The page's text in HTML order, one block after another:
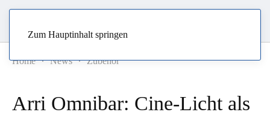
Zum Hauptinhalt springen
Home News Zubehör
Arri Omnibar: Cine-Licht als